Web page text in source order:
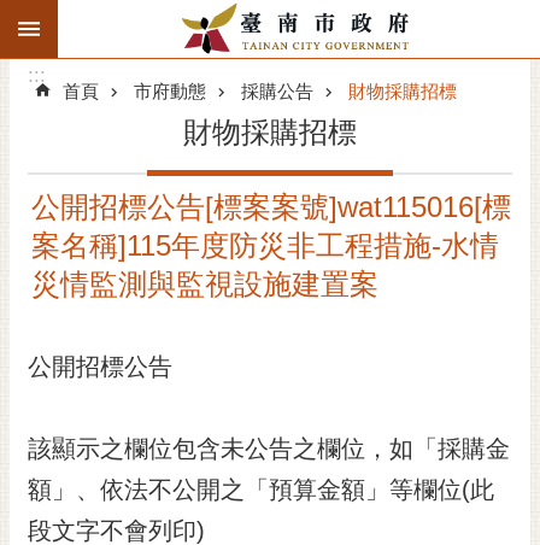
跳到主要內容區塊
搜
階
精彩府城
市府動態
市政資訊
市民互動
:::
:::
首頁 市府動態 採購公告 財物採購招標
財物採購招標
公開招標公告[標案案號]wat115016[標
案名稱]115年度防災非工程措施-水情
災情監測與監視設施建置案
公開招標公告
該顯示之欄位包含未公告之欄位，如「採購金
額」、依法不公開之「預算金額」等欄位(此
段文字不會列印)